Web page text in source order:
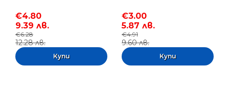
€4.80
9.39 лв.
€6.28
12.28 лв.
€3.00
5.87 лв.
€4.91
9.60 лв.